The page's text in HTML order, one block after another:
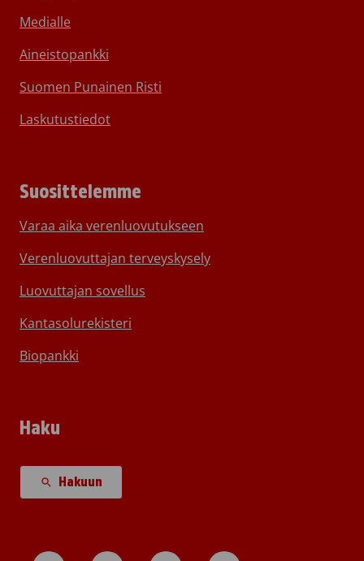
Medialle
Aineistopankki
Suomen Punainen Risti
Laskutustiedot
Suosittelemme
Varaa aika verenluovutukseen
Verenluovuttajan terveyskysely
Luovuttajan sovellus
Kantasolurekisteri
Biopankki
Haku
Hakuun